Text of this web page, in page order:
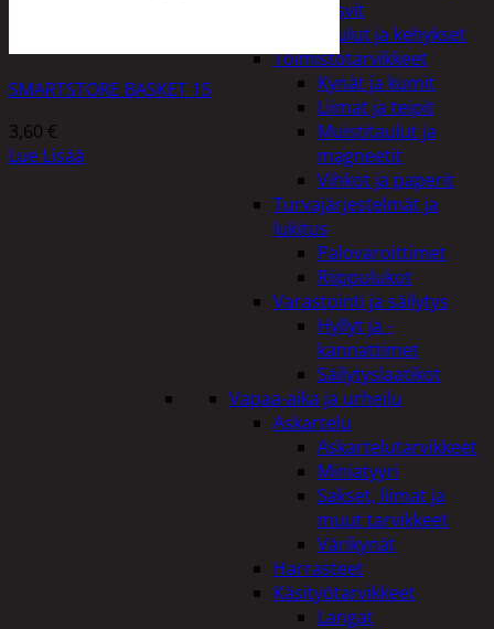
kasvit
Taulut ja kehykset
Toimistotarvikkeet
Kynät ja kumit
Liimat ja teipit
Muistitaulut ja
magneetit
Vihkot ja paperit
Turvajärjestelmät ja
lukitus
Palovaroittimet
Riippulukot
Varastointi ja säilytys
Hyllyt ja -
kannattimet
Säilytyslaatikot
Vapaa-aika ja urheilu
Askartelu
Askartelutarvikkeet
Miniatyyri
Sakset, liimat ja
muut tarvikkeet
Värikynät
Harrasteet
Käsityötarvikkeet
Langat
SMARTSTORE BASKET 15
3,60 €
Lue Lisää